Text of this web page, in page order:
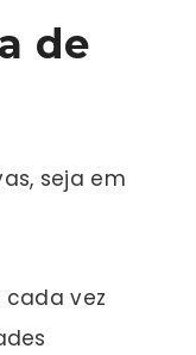
de
seja em
vez